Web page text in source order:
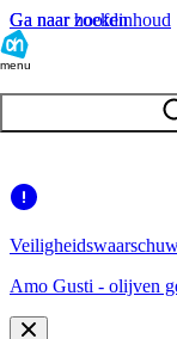
Ga naar hoofdinhoud
Ga naar zoeken
menu
Amo Gusti - olijven